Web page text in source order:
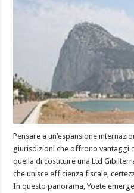
Pensare a un’espansione
giurisdizioni che offrono vantaggi
quella di costituire una Ltd
che unisce efficienza fiscale,
In questo panorama, Yoete